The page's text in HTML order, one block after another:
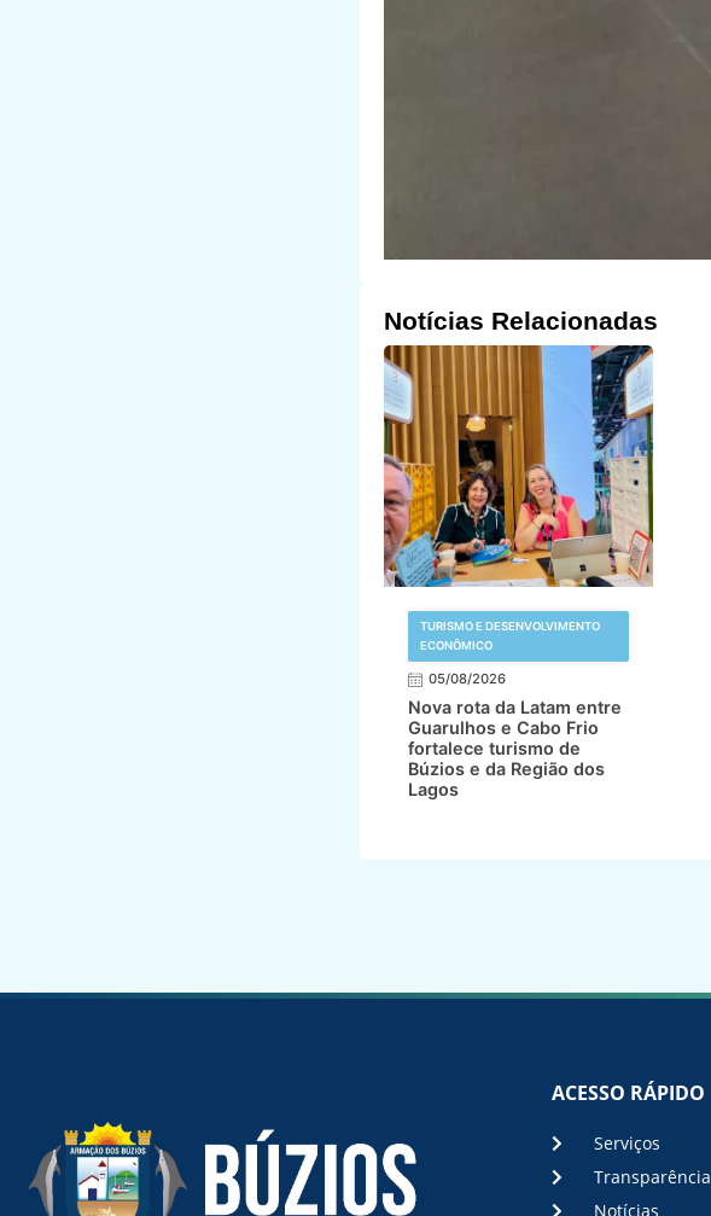
Notícias Relacionadas
TURISMO E DESENVOLVIMENTO
ECONÔMICO
05/08/2026
Nova rota da Latam entre
Guarulhos e Cabo Frio
fortalece turismo de
Búzios e da Região dos
Lagos
ACESSO RÁPIDO
Serviços
Transparência
Notícias